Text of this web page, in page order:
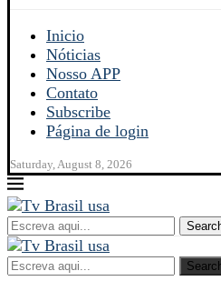
Inicio
Nóticias
Nosso APP
Contato
Subscribe
Página de login
Saturday, August 8, 2026